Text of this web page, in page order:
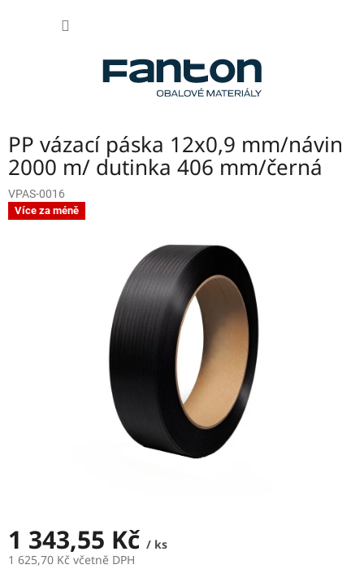
PP vázací páska 12x0,9 mm/návin
2000 m/ dutinka 406 mm/černá
VPAS-0016
Více za méně
1 343,55 Kč / ks
1 625,70 Kč včetně DPH